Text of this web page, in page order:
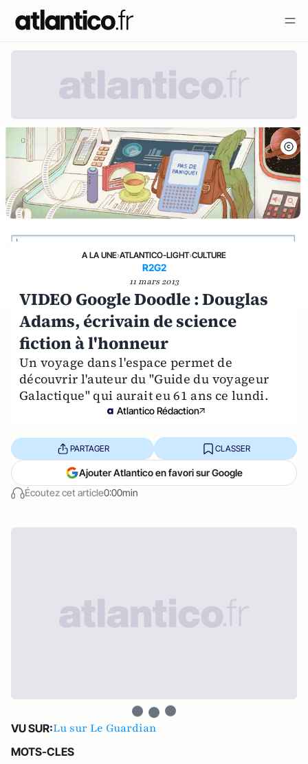
A LA UNE›ATLANTICO-LIGHT›CULTURE
R2G2
11 mars 2013
VIDEO Google Doodle : Douglas
Adams, écrivain de science
fiction à l'honneur
Un voyage dans l'espace permet de
découvrir l'auteur du "Guide du voyageur
Galactique" qui aurait eu 61 ans ce lundi.
Atlantico Rédaction
Écoutez cet article0:00min
PARTAGER CLASSER
Ajouter Atlantico en favori sur Google
VU SUR:Lu sur Le Guardian
MOTS-CLES